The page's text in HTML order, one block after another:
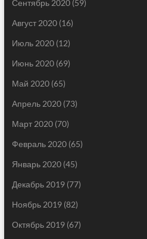
Сентябрь 2020(59)
Август 2020(16)
Июль 2020(12)
Июнь 2020(69)
Май 2020(65)
Апрель 2020(73)
Март 2020(70)
Февраль 2020(65)
Январь 2020(45)
Декабрь 2019(77)
Ноябрь 2019(82)
Октябрь 2019(67)